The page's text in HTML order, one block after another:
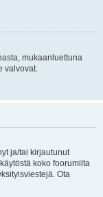
mukaanluettuna
valvovat.
ja/tai kirjautunut
koko foorumilta
Ota